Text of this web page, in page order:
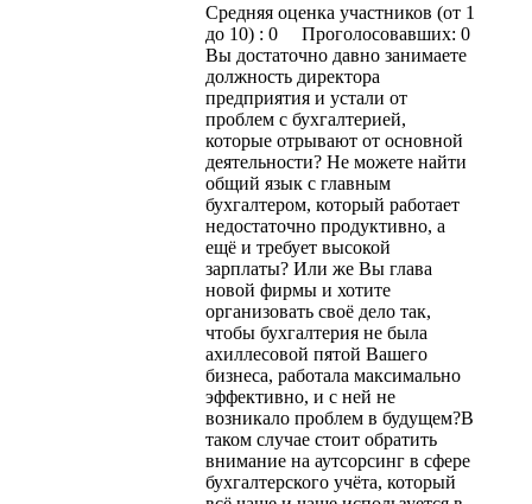
Средняя оценка участников (от 1
до 10) : 0 Проголосовавших: 0
Вы достаточно давно занимаете
должность директора
предприятия и устали от
проблем с бухгалтерией,
которые отрывают от основной
деятельности? Не можете найти
общий язык с главным
бухгалтером, который работает
недостаточно продуктивно, а
ещё и требует высокой
зарплаты? Или же Вы глава
новой фирмы и хотите
организовать своё дело так,
чтобы бухгалтерия не была
ахиллесовой пятой Вашего
бизнеса, работала максимально
эффективно, и с ней не
возникало проблем в будущем?В
таком случае стоит обратить
внимание на аутсорсинг в сфере
бухгалтерского учёта, который